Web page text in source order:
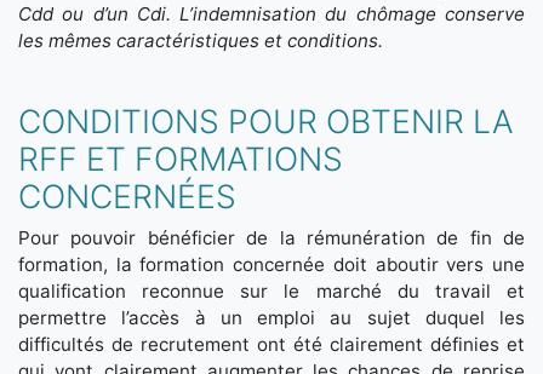
Cdd ou d’un Cdi. L’indemnisation du chômage conserve
les mêmes caractéristiques et conditions.
CONDITIONS POUR OBTENIR LA
RFF ET FORMATIONS
CONCERNÉES
Pour pouvoir bénéficier de la rémunération de fin de
formation, la formation concernée doit aboutir vers une
qualification reconnue sur le marché du travail et
permettre l’accès à un emploi au sujet duquel les
difficultés de recrutement ont été clairement définies et